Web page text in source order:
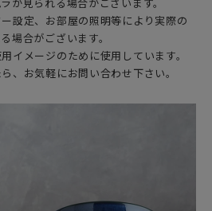
設定、お部屋の照明等により実際の
場合がございます。
イメージのために使用しています。
、お気軽にお問い合わせ下さい。